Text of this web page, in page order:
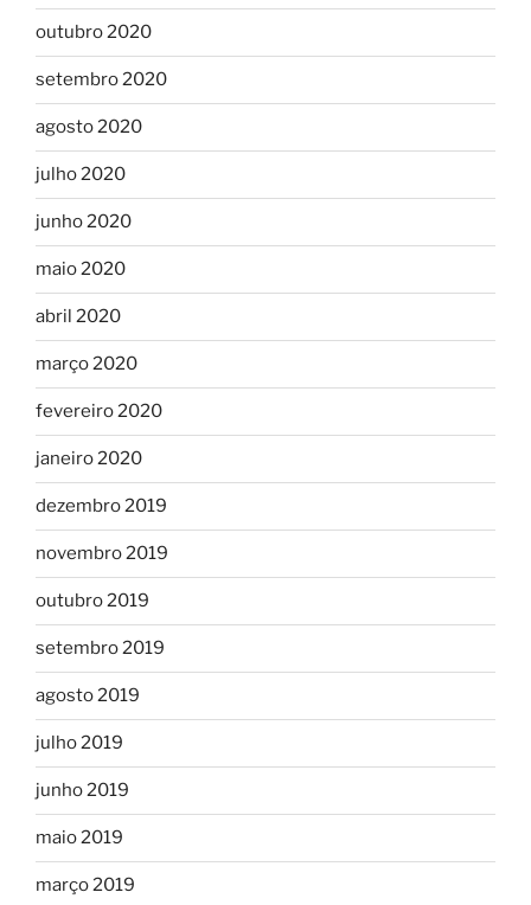
outubro 2020
setembro 2020
agosto 2020
julho 2020
junho 2020
maio 2020
abril 2020
março 2020
fevereiro 2020
janeiro 2020
dezembro 2019
novembro 2019
outubro 2019
setembro 2019
agosto 2019
julho 2019
junho 2019
maio 2019
março 2019